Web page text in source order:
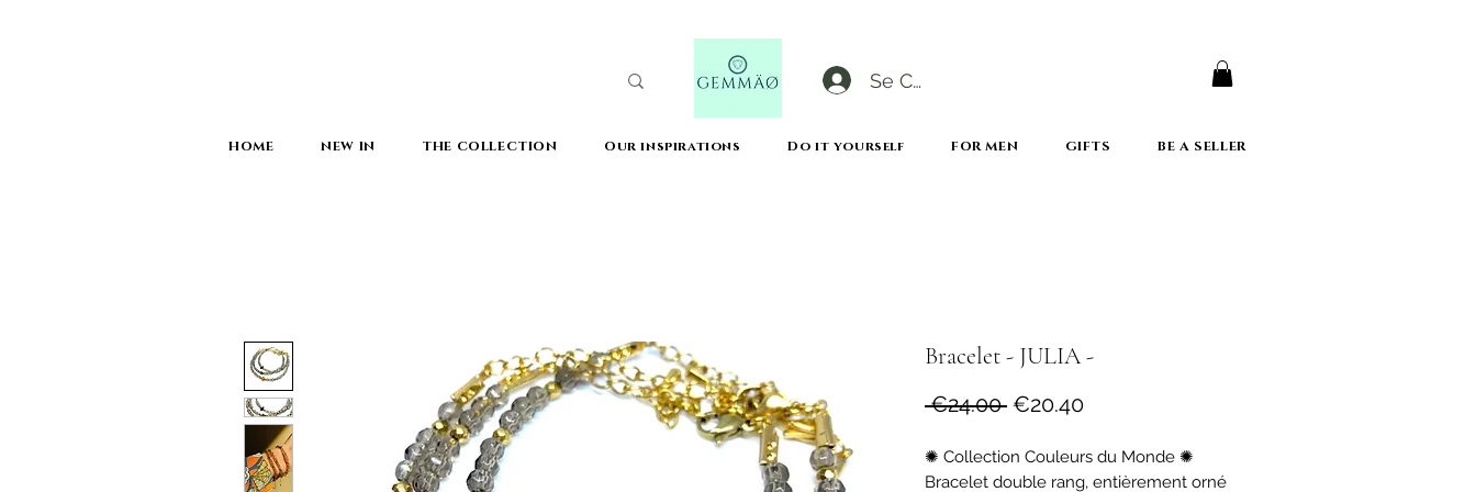
Se Connecter
HOME NEW IN THE COLLECTION Our inspirations Do it yourself FOR MEN GIFTS BE A SELLER
Bracelet - JULIA -
€24.00 Regular
€20.40Sale
✺ Collection Couleurs du Monde ✺
Bracelet double rang, entièrement orné